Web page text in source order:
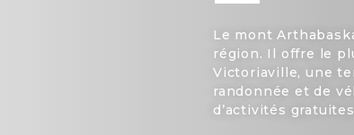
Le mont
région. Il offre le
Victoriaville, une
randonnée et de
d’activités